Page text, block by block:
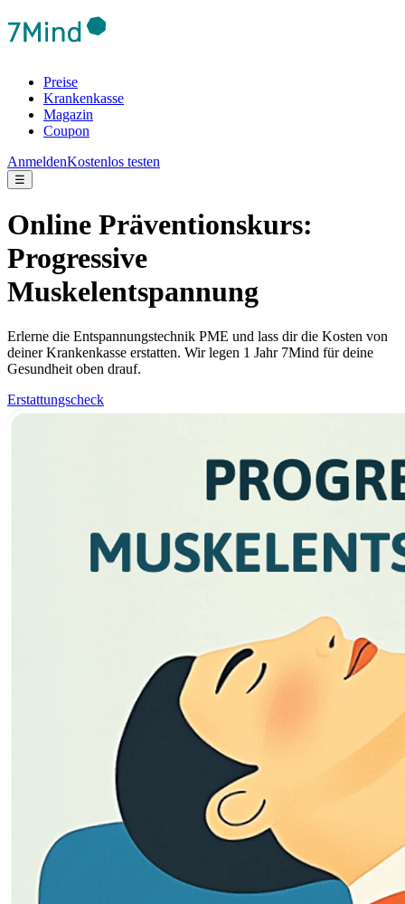
Preise
Krankenkasse
Magazin
Coupon
AnmeldenKostenlos testen
☰
Online Präventionskurs:
Progressive
Muskelentspannung
Erlerne die Entspannungstechnik PME und lass dir die Kosten von
deiner Krankenkasse erstatten. Wir legen 1 Jahr 7Mind für deine
Gesundheit oben drauf.
Erstattungscheck